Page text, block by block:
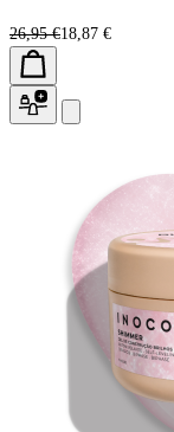
26,95 €18,87 €